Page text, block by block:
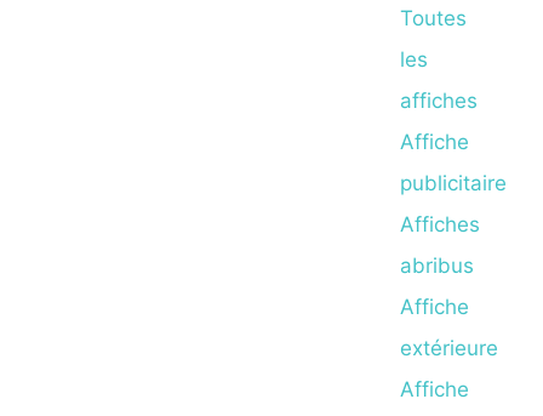
Toutes
les
affiches
Affiche
publicitaire
Affiches
abribus
Affiche
extérieure
Affiche